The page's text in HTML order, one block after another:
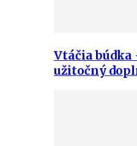
Vtáčia búdka
užitočný